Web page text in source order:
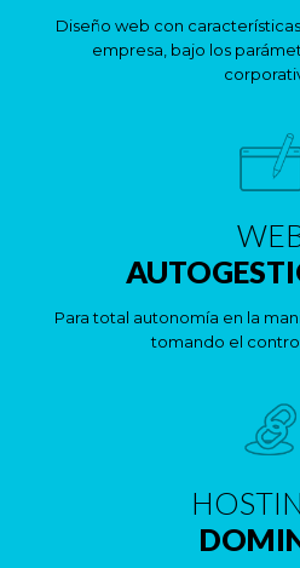
Diseño web con
empresa, bajo los
Para total autonomía en la
tomando el